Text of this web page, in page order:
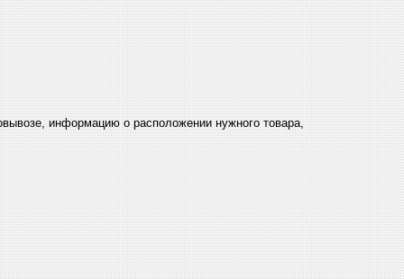
информацию о расположении нужного товара,